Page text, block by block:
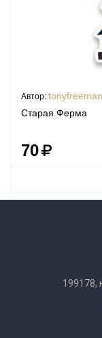
Автор: tonyfreeman
Старая Ферма
70
199178,